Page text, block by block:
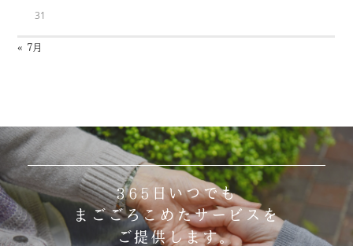
31
« 7月
365日いつでも
まごごろこめたサービスを
ご提供します。